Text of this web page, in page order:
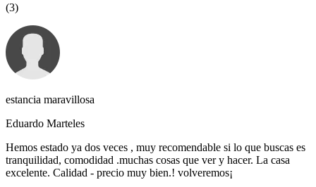
(3)
estancia maravillosa
Eduardo Marteles
Hemos estado ya dos veces , muy recomendable si lo que buscas es
tranquilidad, comodidad .muchas cosas que ver y hacer. La casa
excelente. Calidad - precio muy bien.! volveremos¡